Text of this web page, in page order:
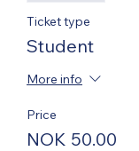
Ticket type
Student
More info
Price
NOK 50.00